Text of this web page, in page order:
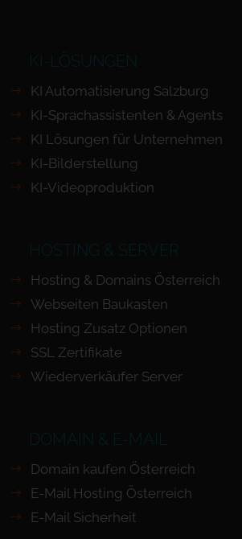
KI-LÖSUNGEN
KI Automatisierung Salzburg
KI-Sprachassistenten & Agents
KI Lösungen für Unternehmen
KI-Bilderstellung
KI-Videoproduktion
HOSTING & SERVER
Hosting & Domains Österreich
Webseiten Baukasten
Hosting Zusatz Optionen
SSL Zertifikate
Wiederverkäufer Server
DOMAIN & E-MAIL
Domain kaufen Österreich
E-Mail Hosting Österreich
E-Mail Sicherheit